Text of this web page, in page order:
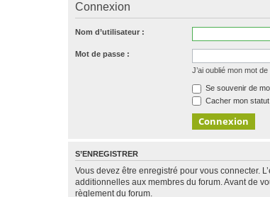
Connexion
Nom d’utilisateur :
Mot de passe :
J’ai oublié mon mot
Se souvenir de
Cacher mon
S’ENREGISTRER
Vous devez être enregistré pour vous connecter.
additionnelles aux membres du forum. Avant de
règlement du forum.